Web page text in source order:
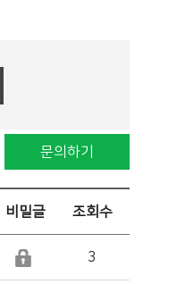
문의하기
비밀글 조회수
3